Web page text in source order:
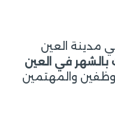
مدينة العين
بالشهر في
العين
والمهتمين